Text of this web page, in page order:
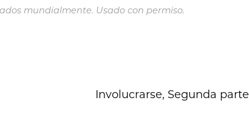
mundialmente. Usado con permiso.
Involucrarse, Segunda parte